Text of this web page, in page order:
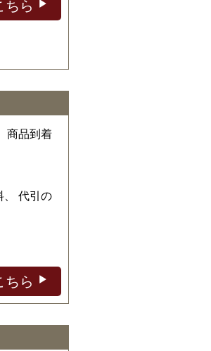
ちら
商品到着
、 代引の
ちら